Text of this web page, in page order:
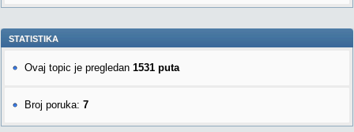
STATISTIKA
Ovaj topic je pregledan 1531 puta
Broj poruka: 7